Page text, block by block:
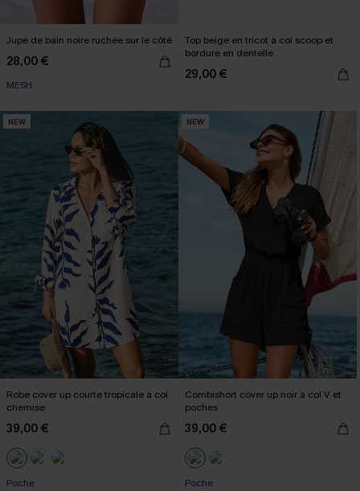
Jupe de bain noire ruchée sur le côté
28,00 €
MESH
Top beige en tricot à col scoop et
bordure en dentelle
29,00 €
NEW
Robe cover up courte tropicale à col
chemise
39,00 €
Poche
NEW
Combishort cover up noir à col V et
poches
39,00 €
Poche